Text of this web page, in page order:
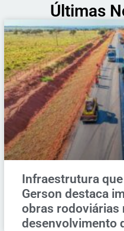
Últimas
Infraestrutura
Gerson destaca
obras rodoviárias
desenvolvimento